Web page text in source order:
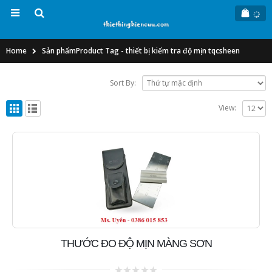
Home Sản phẩmProduct Tag -thiết bị kiểm tra độ mịn tqcsheen
Sort By:
View:
THƯỚC ĐO ĐỘ MỊN MÀNG SƠN